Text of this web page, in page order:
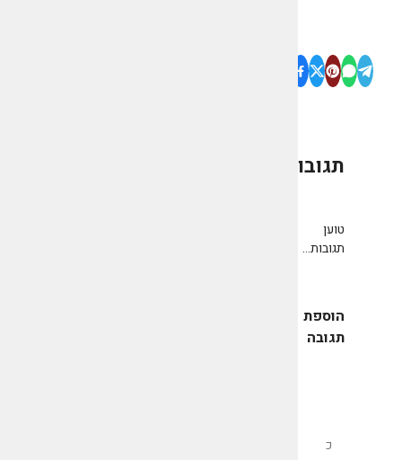
תגובות
טוען
תגובות...
הוספת
תגובה